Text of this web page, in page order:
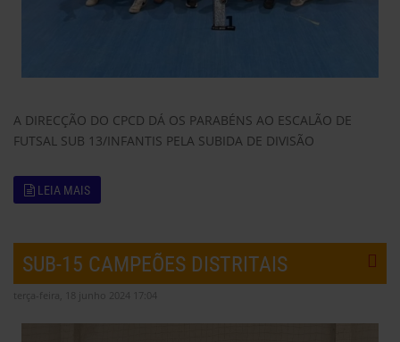
A DIRECÇÃO DO CPCD DÁ OS PARABÉNS AO ESCALÃO DE
FUTSAL SUB 13/INFANTIS PELA SUBIDA DE DIVISÃO
LEIA MAIS
SUB-15 CAMPEÕES DISTRITAIS
terça-feira, 18 junho 2024 17:04